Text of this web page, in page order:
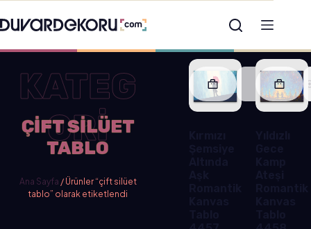
KATEG
ORİ
ÇIFT SILÜET
TABLO
Ana Sayfa / Ürünler “çift silüet
tablo” olarak etiketlendi